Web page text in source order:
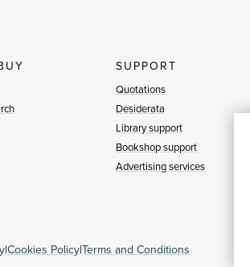
SUPPORT
Quotations
Desiderata
Library support
Bookshop support
Advertising services
|Cookies Policy|Terms and Conditions